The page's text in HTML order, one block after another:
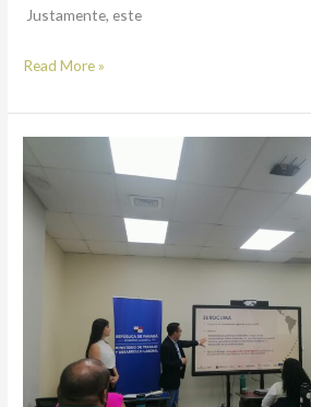
Justamente, este
Read More »
de
Fortalecimiento
Capacidades
Implementación
Programa